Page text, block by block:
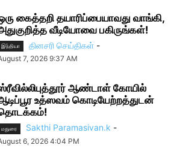
கைத்தறி தயாரிப்பையாவது வாங்கி,
வீடியோவை பகிருங்கள்!
இந்தியா தினசரி செய்திகள் -
7, 2026 9:37 AM
ஆண்டாள் கோயில்
உத்ஸவம் கொடியேற்றத்துடன்
மதுரை Sakthi Paramasivan.k -
6, 2026 4:04 PM